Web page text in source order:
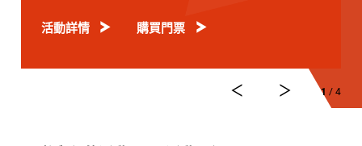
活動詳情 購買門票
1 / 4